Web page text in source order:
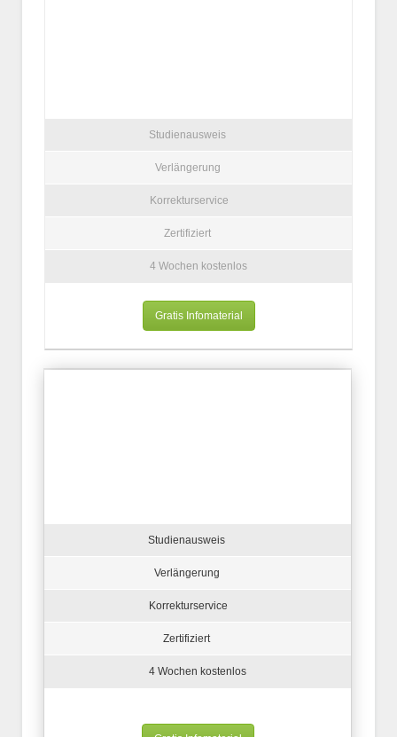
Studienausweis
Verlängerung
Korrekturservice
Zertifiziert
4 Wochen kostenlos
Gratis Infomaterial
Studienausweis
Verlängerung
Korrekturservice
Zertifiziert
4 Wochen kostenlos